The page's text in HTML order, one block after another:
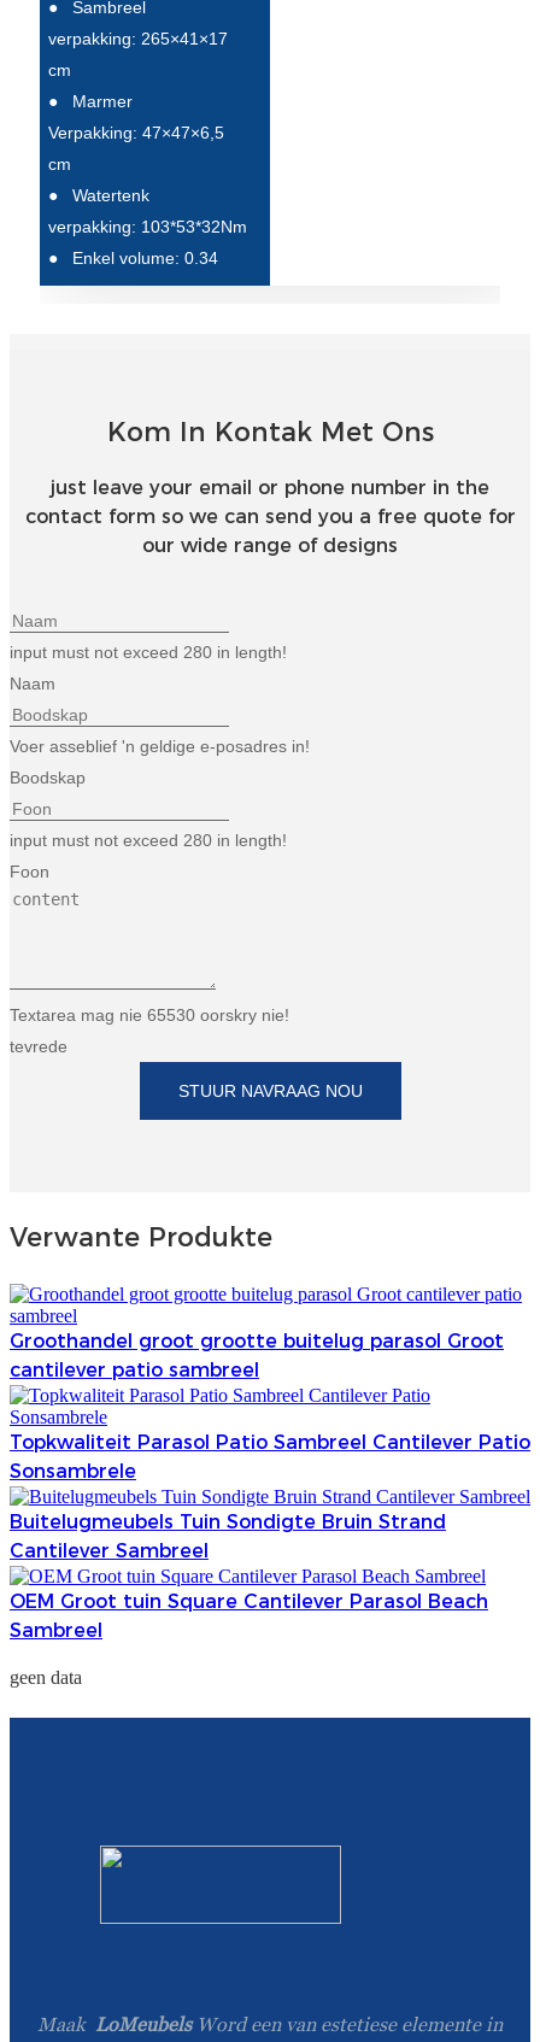
తెలుగు
Беларуская
Sundanese
עִבְרִית
Kurmancî
العربية
O'zbek
繁體中文
ئۇيغۇرچە
●
Sambreel
verpakking: 265×41×17
cm
●
Marmer
Verpakking: 47×47×6,5
cm
●
Watertenk
verpakking: 103*53*32Nm
●
Enkel volume: 0.34
Kom In Kontak Met Ons
just leave your email or phone number in the
contact form so we can send you a free quote for
our wide range of designs
input must not exceed 280 in length!
Naam
Voer asseblief 'n geldige e-posadres in!
Boodskap
input must not exceed 280 in length!
Foon
Textarea mag nie 65530 oorskry nie!
tevrede
STUUR NAVRAAG NOU
Verwante Produkte
Groothandel groot grootte buitelug parasol Groot
cantilever patio sambreel
Topkwaliteit Parasol Patio Sambreel Cantilever Patio
Sonsambrele
Buitelugmeubels Tuin Sondigte Bruin Strand
Cantilever Sambreel
OEM Groot tuin Square Cantilever Parasol Beach
Sambreel
geen data
Maak LoMeubels Word een van estetiese elemente in